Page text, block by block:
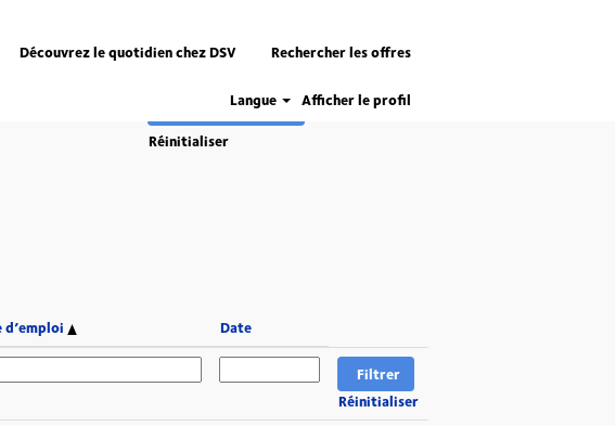
Découvrez le quotidien chez DSV Rechercher les offres
Langue Afficher le profil
Réinitialiser
d’emploi Date
Réinitialiser